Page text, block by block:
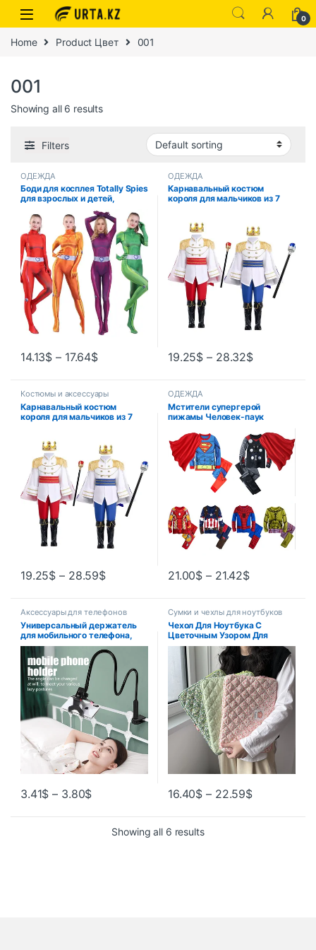
0
Home Product Цвет 001
001
Showing all 6 results
Filters
ОДЕЖДА
Боди для косплея Totally Spies
для взрослых и детей,
комбинезоны аниме Clover
Ewing, костюм Саманта
Симпсона Александра на
Хэллоуин
14.13$ – 17.64$
ОДЕЖДА
Карнавальный костюм
короля для мальчиков из 7
комплект одежды для
Хэллоуина, дня рождения,
нарядное платье
19.25$ – 28.32$
Костюмы и аксессуары
Карнавальный костюм
короля для мальчиков из 7
комплект одежды для
Хэллоуина, дня рождения,
нарядное платье
19.25$ – 28.59$
ОДЕЖДА
Мстители супергерой
пижамы Человек-паук
рубашка костюм для
мальчиков с длинными
рукавами Рождественский
костюм пижамы Хэллоуин
косплей костюм
21.00$ – 21.42$
Аксессуары для телефонов
Универсальный держатель
для мобильного телефона,
гибкий ленивый держатель,
регулируемый зажим для
мобильного телефона,
домашняя кровать,
настольный кронштейн,
подставка для смартфона
3.41$ – 3.80$
Сумки и чехлы для ноутбуков
Чехол Для Ноутбука С
Цветочным Узором Для
MacBook Air/Pro 11/13/14
Дюймов M1/M2,
Совместимый С iPad Pro
11/12,9, 2021 Г., Уни…
16.40$ – 22.59$
Showing all 6 results